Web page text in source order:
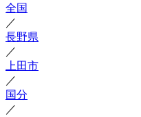
全国
／
長野県
／
上田市
／
国分
／